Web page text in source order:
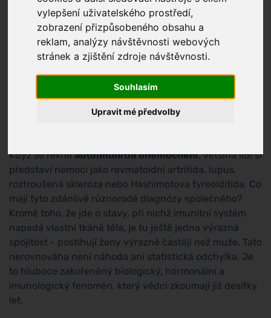
vylepšení uživatelského prostředí,
zobrazení přizpůsobeného obsahu a
reklam, analýzy návštěvnosti webových
stránek a zjištění zdroje návštěvnosti.
Souhlasím
Upravit mé předvolby
Když se řekneautoimunitní onemocnění, většina lidí si
představí nemoci jako revmatoidní artritida, lupus,
roztroušená skleróza nebo Hashimotova tyreoiditida. Co
mají tyto zdánlivě různorodé diagnózy společného?
Kromě toho, že jde o stavy, při nichž imunitní systém
napadá vlastní tkáně těla, je tu ještě jedna výrazná
spojitost - postihují ženy výrazně častěji než muže. Tato
nerovnováha není náhoda ani statistická odchylka. Je
to hluboce zakořeněný biologický, hormonální a
imunologický fenomén, který vědci zkoumají již desítky
let.